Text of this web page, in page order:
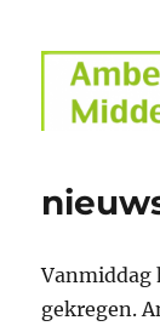
Vanmiddag
gekregen.